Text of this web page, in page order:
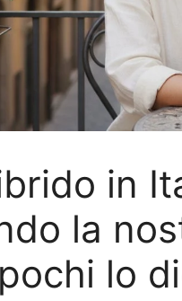
in
la
lo